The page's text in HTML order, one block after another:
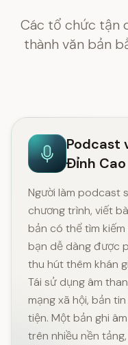
Các tổ chức tận
thành văn bản
Podcast
Đỉnh Cao
Người làm podcast
chương trình, viết
bản có thể tìm
bạn dễ dàng được
thu hút thêm khán
Tái sử dụng âm
mạng xã hội, bản
tiện. Một bản ghi
trên nhiều nền